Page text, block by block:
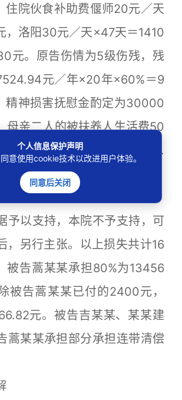
住院伙食补助费偃师20元／天
，洛阳30元／天×47天＝1410
元。原告伤情为5级伤残，残
元／年×20年×60%＝9
精神损害抚慰金酌定为30000
母亲二人的被扶养人生活费50
×5年×60%×1／6×2人＝5032.
次安装义眼片支出13000元，
，但原告主张另需安装3次，
予以支持，本院不予支持，可
，另行主张。以上损失共计16
被告蒿某某承担80%为13456
被告蒿某某已付的2400元，
元。被告吉某某、某某建
蒿某某承担部分承担连带清偿
个人信息保护声明
意使用cookie技术以改进用户体验。
同意后关闭